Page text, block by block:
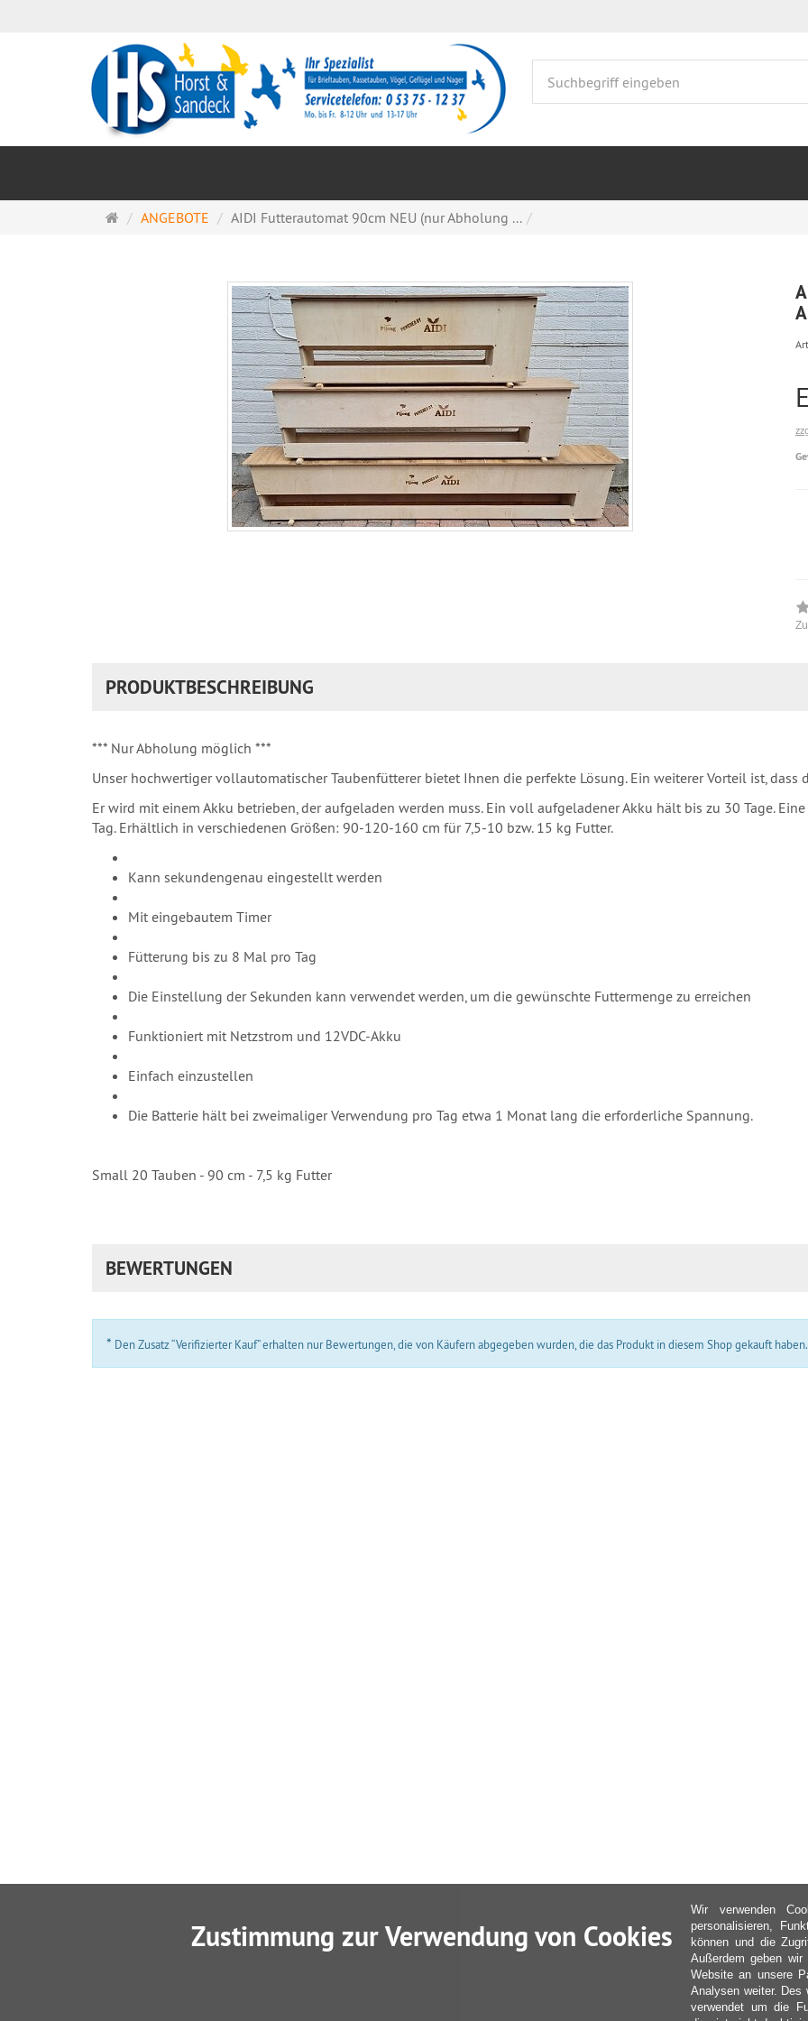
Startseite
ANGEBOTE AIDI Futterautomat 90cm NEU (nur Abholung ...
PRODUKTBESCHREIBUNG
*** Nur Abholung möglich ***
Unser hochwertiger vollautomatischer Taubenfütterer bietet Ihnen die perfekte Lösung. Ein weiterer Vorteil ist,
Er wird mit einem Akku betrieben, der aufgeladen werden muss. Ein voll aufgeladener Akku hält bis zu 30 Tage.
Tag. Erhältlich in verschiedenen Größen: 90-120-160 cm für 7,5-10 bzw. 15 kg Futter.
Kann sekundengenau eingestellt werden
Mit eingebautem Timer
Fütterung bis zu 8 Mal pro Tag
Die Einstellung der Sekunden kann verwendet werden, um die gewünschte Futtermenge zu erreichen
Funktioniert mit Netzstrom und 12VDC-Akku
Einfach einzustellen
Die Batterie hält bei zweimaliger Verwendung pro Tag etwa 1 Monat lang die erforderliche Spannung.
Small 20 Tauben - 90 cm - 7,5 kg Futter
BEWERTUNGEN
* Den Zusatz “Verifizierter Kauf” erhalten nur Bewertungen, die von Käufern abgegeben wurden, die das Produkt in diesem Shop gekauft haben.
Zustimmung zur Verwendung von Cookies
Wir verwenden
personalisieren,
können und die
Außerdem geben
Website an unsere
Analysen weiter. Des
verwendet um die